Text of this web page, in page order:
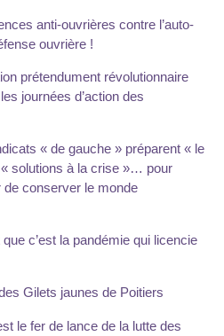
anti-ouvrières contre l’auto-
ouvrière !
prétendument révolutionnaire
journées d’action des
« de gauche » préparent « le
solutions à la crise »… pour
de conserver le monde
c’est la pandémie qui licencie
Gilets jaunes de Poitiers
le fer de lance de la lutte des